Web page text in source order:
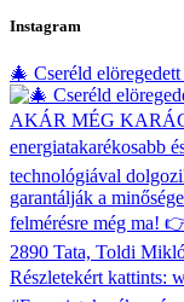
Instagram
🎄 Cseréld